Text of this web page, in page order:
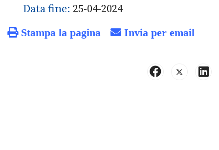
Data fine: 25-04-2024
Stampa la pagina Invia per email